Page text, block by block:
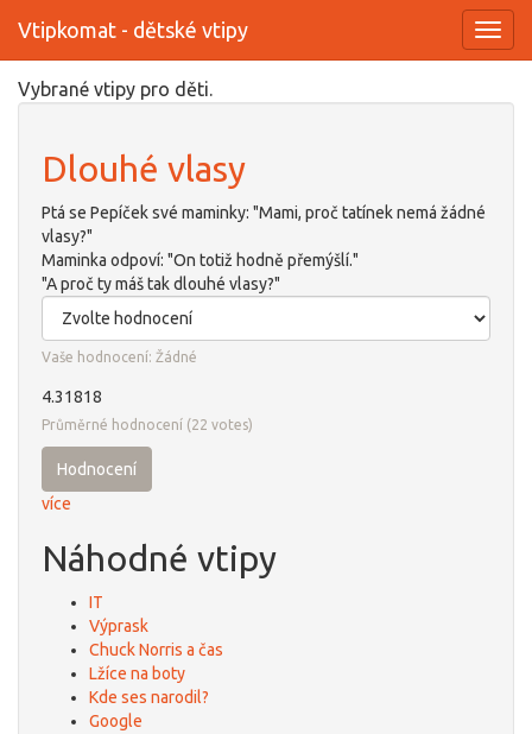
Přejít
obsahu
Vtipkomat - dětské vtipy
Vybrané vtipy pro děti.
Dlouhé vlasy
Ptá se Pepíček své maminky: "Mami, proč tatínek nemá žádné
vlasy?"
Maminka odpoví: "On totiž hodně přemýšlí."
"A proč ty máš tak dlouhé vlasy?"
Vaše hodnocení: Žádné
4.31818
Průměrné hodnocení (22 votes)
Hodnocení
více
Náhodné vtipy
IT
Výprask
Chuck Norris a čas
Lžíce na boty
Kde ses narodil?
Google